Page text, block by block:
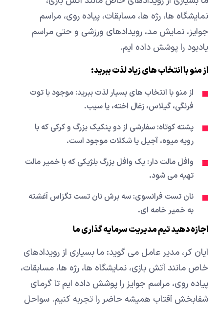
نمایشگاه ها، رژه ها، مسابقات، پیاده روی، مراسم
جوایز، نمایش مد، رویدادهای ورزشی و حتی مراسم
یادبود را پوشش داده ایم.
از منو با انتخاب های زیاد لذت ببرید:
از منو با انتخاب های بسیار لذت ببرید: موجود با توت
فرنگی، گیلاس، زغال اخته، یا سیب.
پشته کوتاه: سفارشی از دو پنکیک بزرگ و کرکی که با
رویه میوه، آجیل یا شکلات موجود است.
وافل مالت دار: یک وافل بزرگ بلژیکی که با خمیر مالت
تهیه می شود.
نان تست فرانسوی: سه برش نان تست تگزاس آغشته
به خمیر خامه ای.
اجازه دهید تیم مدیریت سرمایه گذاری ما
ایان کر، مدیر عامل می گوید: ما بسیاری از رویدادهای
خاص مانند آتش بازی، نمایشگاه ها، رژه ها، مسابقات،
پیاده روی، مراسم جوایز را پوشش داده ایم تا گرمای
شفابخش آفتاب همیشه حاضر را تجربه کنیم. سواحل